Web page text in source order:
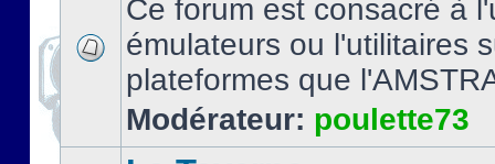
Ce forum est consacré à
émulateurs ou l'utilitaires
plateformes que
Modérateur: poulette73